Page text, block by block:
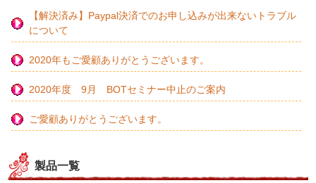
【解決済み】Paypal決済でのお申し込みが出来ないトラブル
について
2020年もご愛顧ありがとうございます。
2020年度 9月 BOTセミナー中止のご案内
ご愛顧ありがとうございます。
製品一覧